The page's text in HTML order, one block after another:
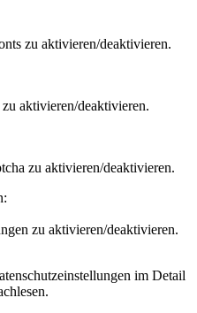
zu aktivieren/deaktivieren.
aktivieren/deaktivieren.
zu aktivieren/deaktivieren.
zu aktivieren/deaktivieren.
im Detail